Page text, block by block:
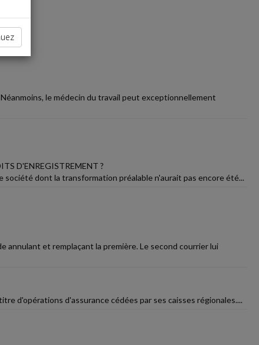
le médecin du travail peut exceptionnellement
D'ENREGISTREMENT ?
dont la transformation préalable n'aurait pas encore été...
et remplaçant la première. Le second courrier lui
d'opérations d'assurance cédées par ses caisses régionales....